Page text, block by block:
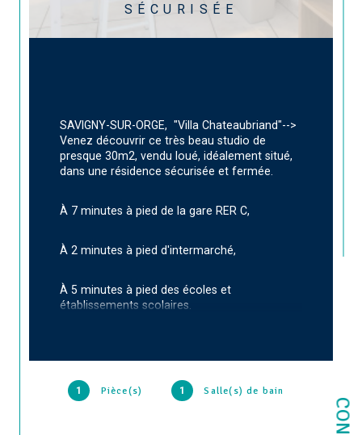
SÉCURISÉE
1 Pièce(s) 1 Salle(s) de bain
SAVIGNY-SUR-ORGE,  "Villa Chateaubriand"-->
Venez découvrir ce très beau studio de
presque 30m2, vendu loué, idéalement situé,
dans une résidence sécurisée et fermée.
À 7 minutes à pied de la gare RER C,
À 2 minutes à pied d'intermarché,
À 5 minutes à pied des écoles et
établissements scolaires.
locataire en place depuis presque 1 an (bail
de 3 ans).